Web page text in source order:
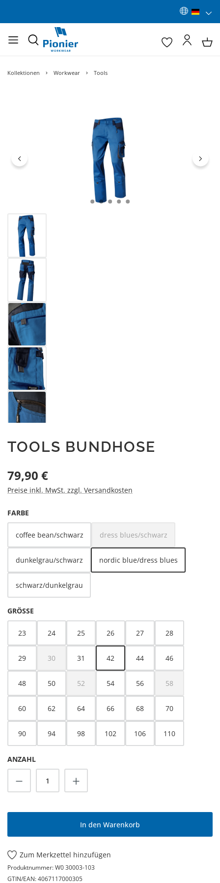
Kollektionen Workwear Tools
TOOLS BUNDHOSE
Regulärer Preis:
79,90 €
Preise inkl. MwSt. zzgl. Versandkosten
FARBE
coffee bean/schwarz dress blues/schwarz
(Diese Option ist zurzeit nicht
dunkelgrau/schwarz nordic blue/dress blues
schwarz/dunkelgrau
GRÖSSE
23 24 25 26 27 28
29 30
(Diese Option ist zurzeit nicht verfügbar.)
31 42 44 46
48 50 52
(Diese Option ist zurzeit nicht verfügbar.)
54 56 58
(Diese Option ist
60 62 64 66 68 70
90 94 98 102 106 110
ANZAHL
Produkt Anzahl: Gib den gewünschten
In den Warenkorb
Zum Merkzettel hinzufügen
Produktnummer:W0 30003-103
GTIN/EAN:4067117000305